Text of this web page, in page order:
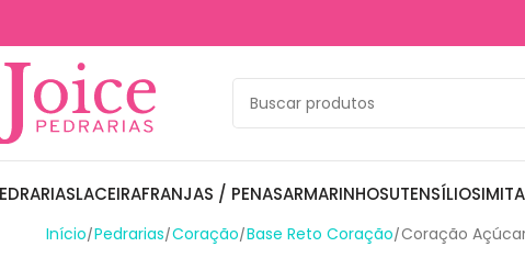
LACEIRAFRANJAS / PENASARMARINHOSUTENSÍLIOS
Início Pedrarias Coração Base Reto Coração Coração